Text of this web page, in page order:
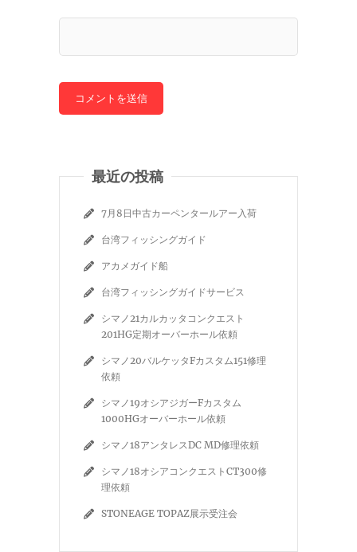
最近の投稿
7月8日中古カーペンタールアー入荷
台湾フィッシングガイド
アカメガイド船
台湾フィッシングガイドサービス
シマノ21カルカッタコンクエスト
201HG定期オーバーホール依頼
シマノ20バルケッタFカスタム151修理
依頼
シマノ19オシアジガーFカスタム
1000HGオーバーホール依頼
シマノ18アンタレスDC MD修理依頼
シマノ18オシアコンクエストCT300修
理依頼
STONEAGE TOPAZ展示受注会